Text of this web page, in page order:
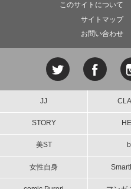
このサイトについて
サイトマップ
お問い合わせ
JJ
STORY
美ST
女性自身